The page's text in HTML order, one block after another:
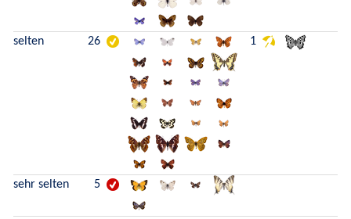
selten 26 1
sehr selten 5